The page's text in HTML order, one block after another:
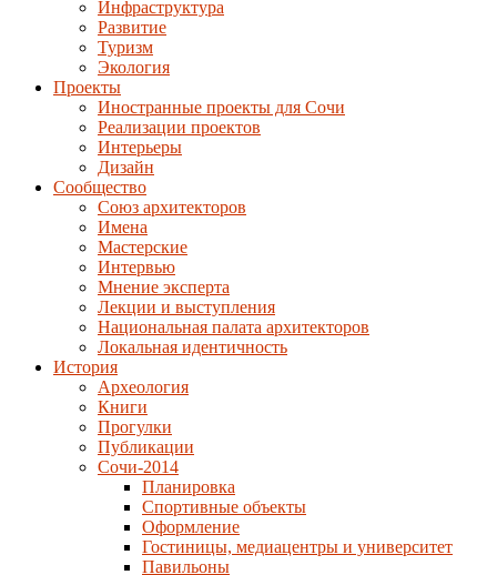
Инфраструктура
Развитие
Туризм
Экология
Проекты
Иностранные проекты для Сочи
Реализации проектов
Интерьеры
Дизайн
Сообщество
Союз архитекторов
Имена
Мастерские
Интервью
Мнение эксперта
Лекции и выступления
Национальная палата архитекторов
Локальная идентичность
История
Археология
Книги
Прогулки
Публикации
Сочи-2014
Планировка
Спортивные объекты
Оформление
Гостиницы, медиацентры и университет
Павильоны